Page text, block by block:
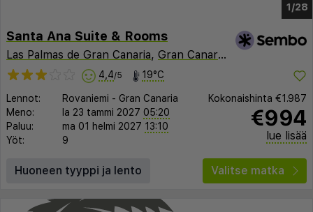
1/22
Santa Ana Suite & Rooms
Las Palmas de Gran Canaria, Gran Canaria
4,4/5 19°C
Lennot: Rovaniemi - Gran Canaria
Meno:
la 23 tammi 2027 05:20
Paluu:
ma 01 helmi 2027 13:10
Yöt:
9
Kokonaishinta €1.987
€994
lue lisää
Huoneen tyyppi ja lento Valitse matka